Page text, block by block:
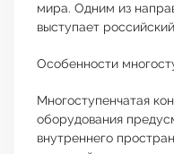
мира. Одним из
выступает
Особенности
Многоступенчатая
оборудования
внутреннего